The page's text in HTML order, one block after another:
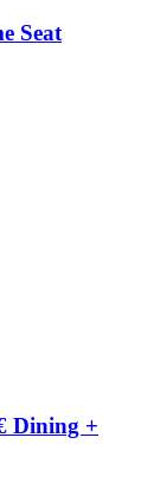
Seat
Dining +